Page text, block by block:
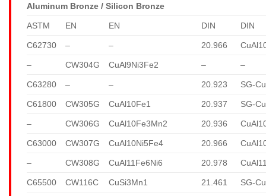
Aluminum Bronze / Silicon Bronze
ASTM EN EN DIN DIN
C62730 – – 20.966
– CW304G CuAl9Ni3Fe2 – –
C63280 – – 20.923 SG-
C61800 CW305G CuAl10Fe1 20.937 SG-
– CW306G CuAl10Fe3Mn2 20.936
C63000 CW307G CuAl10Ni5Fe4 20.966
– CW308G CuAl11Fe6Ni6 20.978
C65500 CW116C CuSi3Mn1 21.461 SG-